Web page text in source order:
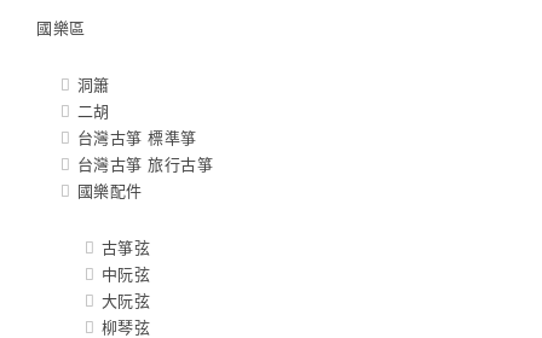
國樂區
洞簫
二胡
台灣古箏 標準箏
台灣古箏 旅行古箏
國樂配件
古箏弦
中阮弦
大阮弦
柳琴弦